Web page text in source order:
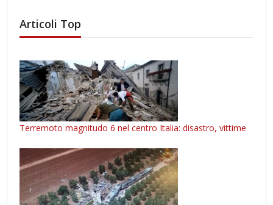
Articoli Top
Terremoto magnitudo 6 nel centro Italia: disastro, vittime